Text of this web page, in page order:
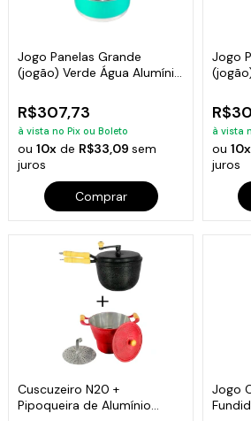
Jogo Panelas Grande
(jogão) Verde Água Alumínio
R$307,73
à vista no Pix ou Boleto
ou10x de R$33,09sem
juros
Comprar
Jogo
à vista
ou 10x
juros
Cuscuzeiro N20 +
Pipoqueira de Alumínio
Jogo